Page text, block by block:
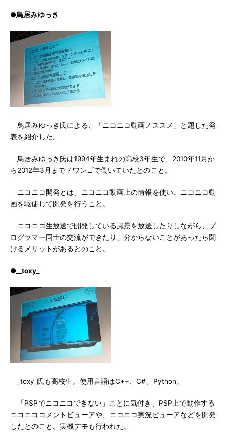
●鳥居みゆっき
鳥居みゆっき氏による、「ニコニコ動画ノススメ」と題した発
表を紹介した。
鳥居みゆっき氏は1994年生まれの高校3年生で、2010年11月か
ら2012年3月までドワンゴで働いていたとのこと。
ニコニコ開発とは、ニコニコ動画上の情報を使い、ニコニコ動
画を駆使して開発を行うこと。
ニコニコ生放送で開発している風景を放送したりしながら、プ
ログラマー同士の交流ができたり、分からないことがあったら聞
けるメリットがあるとのこと。
●__toxy_
_toxy_氏も高校生。使用言語はC++、C#、Python。
「PSPでニコニコできない」ことに気付き、PSP上で動作する
ニコニココメントビューアや、ニコニコ実況ビューアなどを開発
したとのこと。実機デモも行われた。